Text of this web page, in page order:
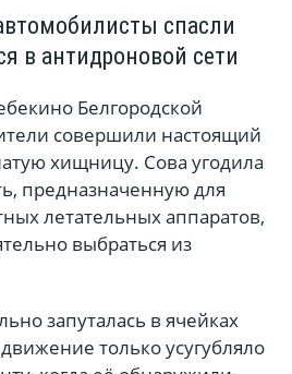
спасли
в антидроновой сети
Белгородской
совершили настоящий
хищницу. Сова угодила
предназначенную для
летательных аппаратов,
выбраться из
запуталась в ячейках
только усугубляло